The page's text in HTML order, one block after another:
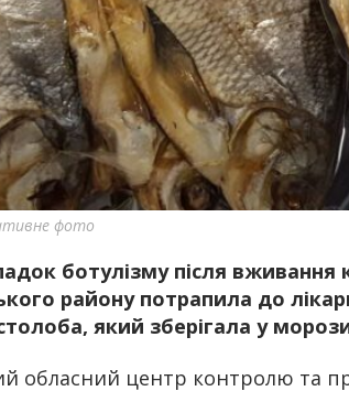
фото
ботулізму після вживання
району потрапила до
який зберігала у
обласний центр контролю та